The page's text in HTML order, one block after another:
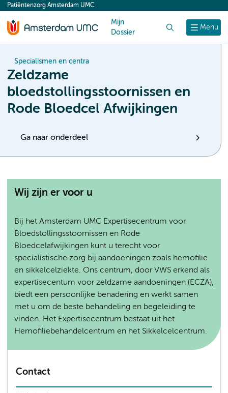
content
Menu
Patiëntenzorg Amsterdam UMC
Mijn
Dossier
Specialismen en centra
Zeldzame
bloedstollingsstoornissen en
Rode Bloedcel Afwijkingen
Ga naar onderdeel
Wij zijn er voor u
Bij het Amsterdam UMC Expertisecentrum voor
Bloedstollingsstoornissen en Rode
Bloedcelafwijkingen kunt u terecht voor
specialistische zorg bij aandoeningen zoals hemofilie
en sikkelcelziekte. Ons centrum, door VWS erkend als
expertisecentum voor zeldzame aandoeningen (ECZA),
biedt een persoonlijke benadering en werkt samen
met u om de beste behandeling en begeleiding te
vinden. Het Expertisecentrum bestaat uit het
Hemofiliebehandelcentrum en het Sikkelcelcentrum.
Contact